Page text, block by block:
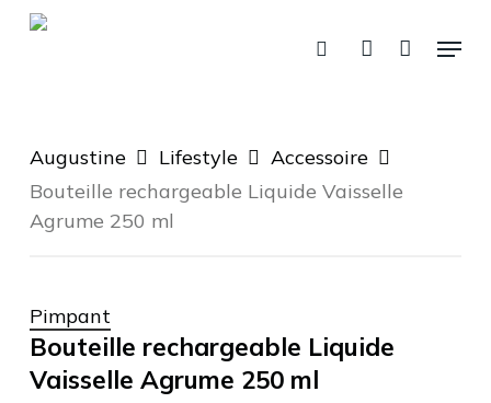
Skip
rechercheaccountMenu
Fermer
Augustine Lifestyle
Accessoire
Bouteille rechargeable Liquide Vaisselle
Agrume 250 ml
Pimpant
Bouteille rechargeable Liquide
Vaisselle Agrume 250 ml